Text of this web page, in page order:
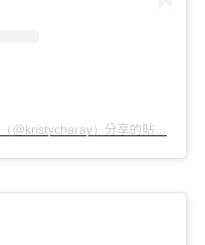
（@kristycharay） 分享的貼文